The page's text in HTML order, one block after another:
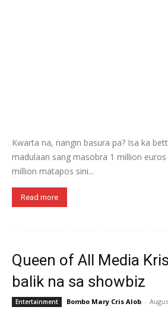
Kwarta na, nangin basura pa? Isa ka
madulaan sang masobra 1 million
million matapos sini...
Read more
Queen of All Media
balik na sa showbiz
Entertainment Bombo Mary Cris Alob -